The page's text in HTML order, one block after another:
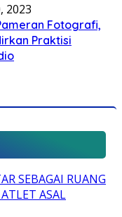
2023
Fotografi,
Praktisi